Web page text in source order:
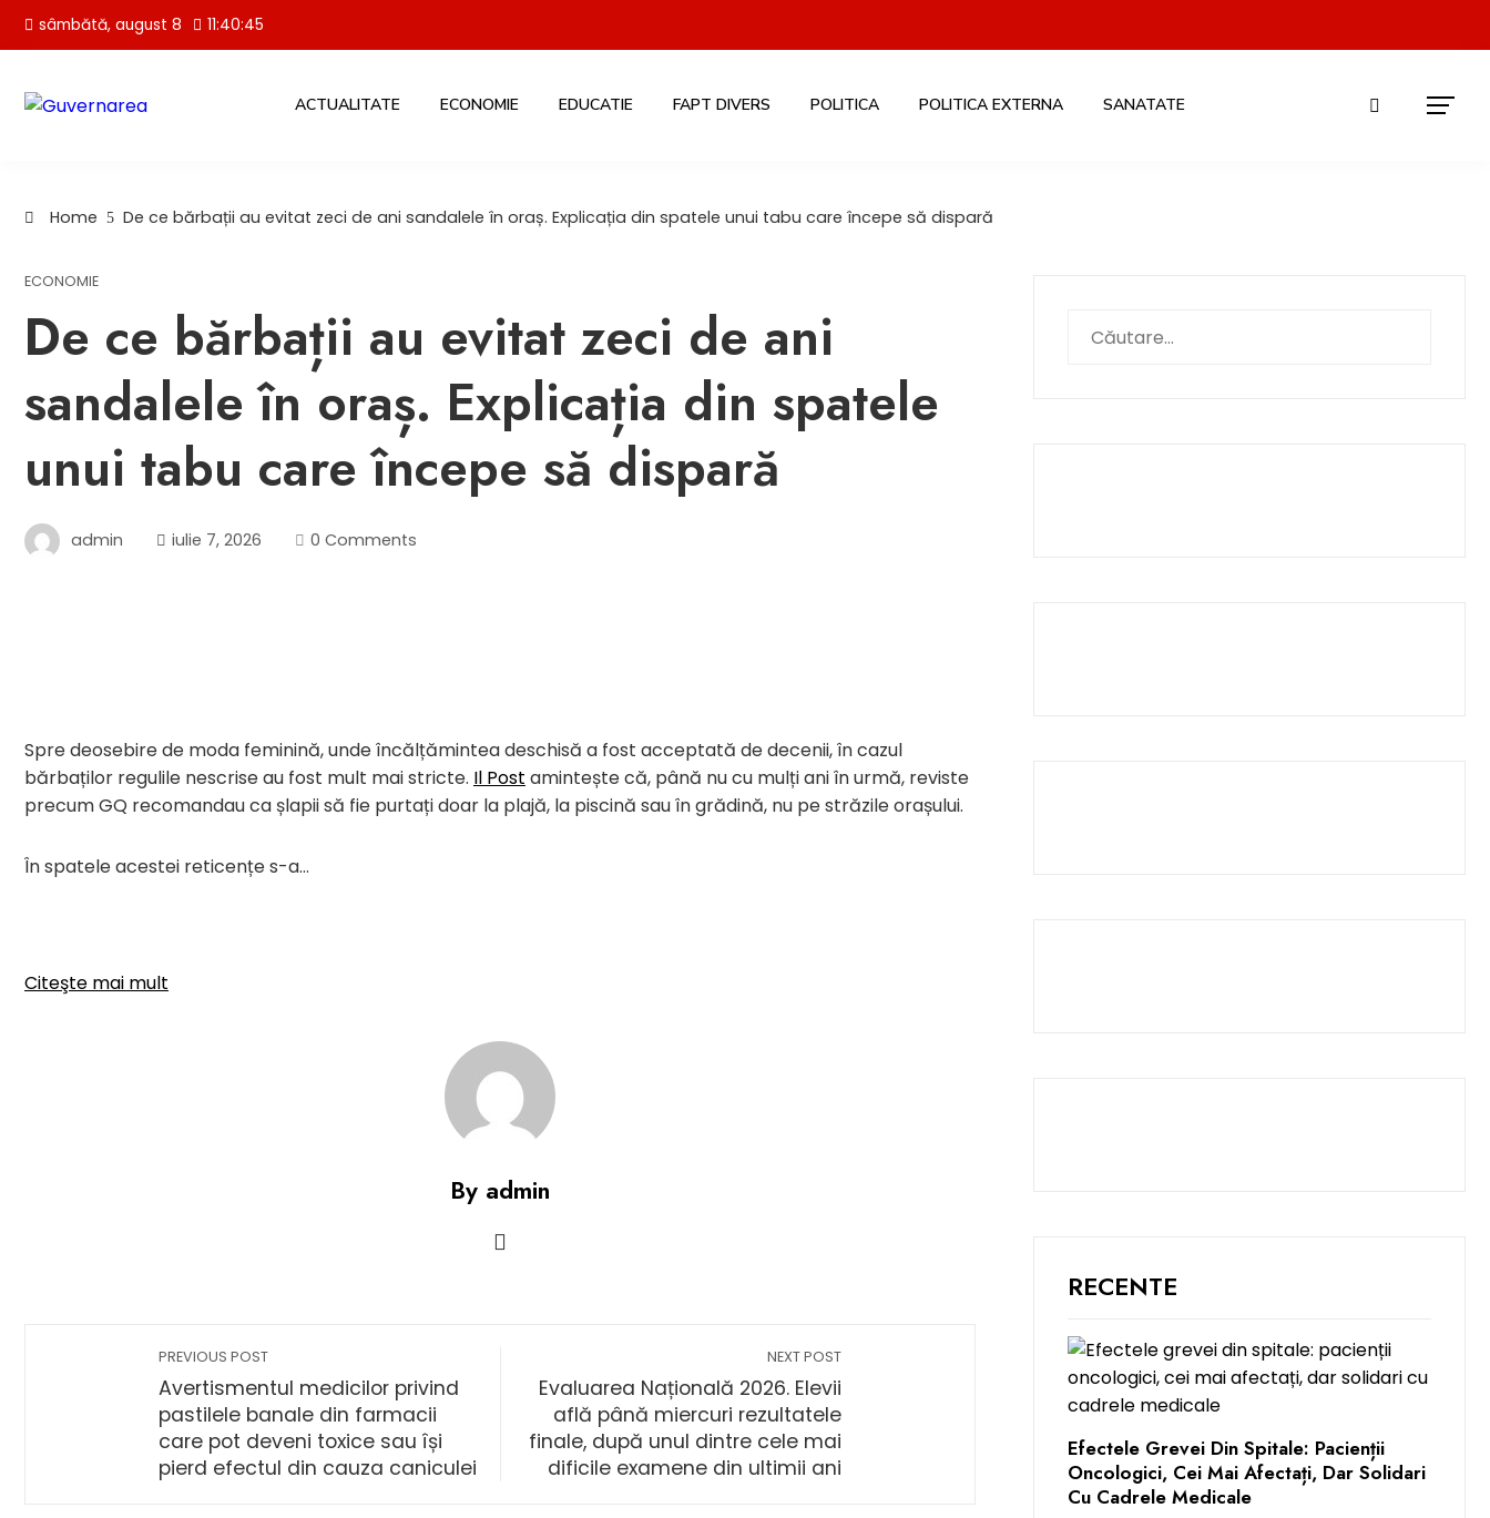
Skip sâmbătă, august 8 11:40:46
ACTUALITATE ECONOMIE EDUCATIE FAPT DIVERS POLITICA POLITICA EXTERNA SANATATE
Home De ce bărbații au evitat zeci de ani sandalele în oraș. Explicația din spatele unui tabu care începe să dispară
ECONOMIE
De ce bărbații au evitat zeci de ani
sandalele în oraș. Explicația din spatele
unui tabu care începe să dispară
admin iulie 7, 2026 0 Comments
Spre deosebire de moda feminină, unde încălțămintea deschisă a fost acceptată de decenii, în cazul
bărbaților regulile nescrise au fost mult mai stricte. Il Post amintește că, până nu cu mulți ani în urmă, reviste
precum GQ recomandau ca șlapii să fie purtați doar la plajă, la piscină sau în grădină, nu pe străzile orașului.
În spatele acestei reticențe s-a…
Citeşte mai mult
By admin
PREVIOUS POST
Avertismentul medicilor privind
pastilele banale din farmacii
care pot deveni toxice sau își
pierd efectul din cauza caniculei
NEXT POST
Evaluarea Națională 2026. Elevii
află până miercuri rezultatele
finale, după unul dintre cele mai
dificile examene din ultimii ani
după:
RECENTE
Efectele Grevei Din Spitale: Pacienții
Oncologici, Cei Mai Afectați, Dar Solidari
Cu Cadrele Medicale